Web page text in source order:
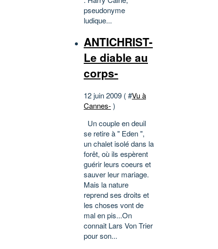
pseudonyme
ludique...
ANTICHRIST-
Le diable au
corps-
12 juin 2009 ( #Vu à
Cannes-)
Un couple en deuil
se retire à " Eden ",
un chalet isolé dans la
forêt, où ils espèrent
guérir leurs coeurs et
sauver leur mariage.
Mais la nature
reprend ses droits et
les choses vont de
mal en pis...On
connait Lars Von Trier
pour son...